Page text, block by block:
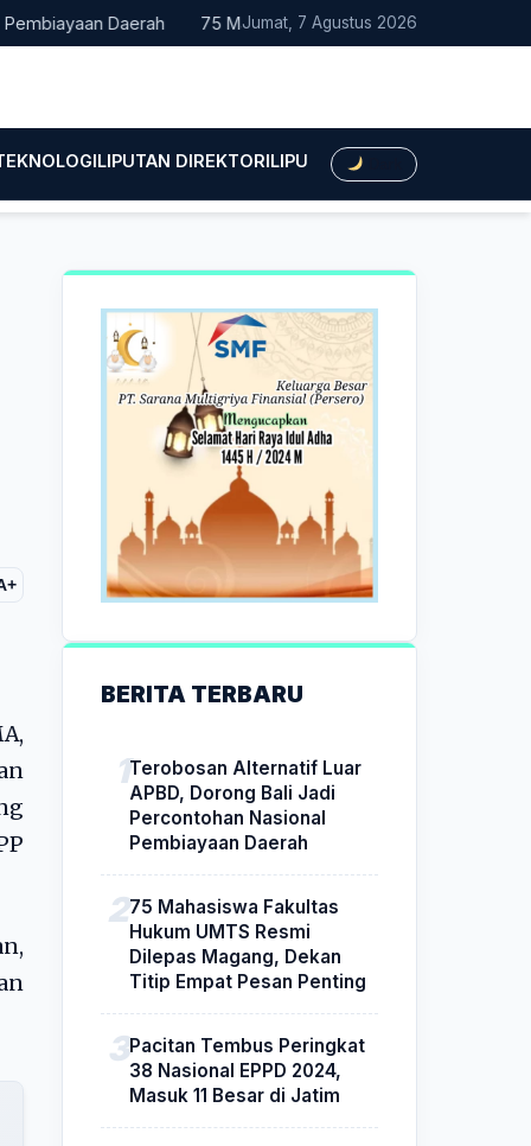
Daerah 75 Mahasiswa Fakultas Hukum UMTS Resmi
Jumat, 7 Agustus 2026
LIPUTAN DIREKTORILIPUTAN HUKUMLIPUTAN
BERITA TERBARU
Terobosan Alternatif Luar
APBD, Dorong Bali Jadi
Percontohan Nasional
Pembiayaan Daerah
75 Mahasiswa Fakultas
Hukum UMTS Resmi
Dilepas Magang, Dekan
Titip Empat Pesan Penting
Pacitan Tembus Peringkat
38 Nasional EPPD 2024,
Masuk 11 Besar di Jatim